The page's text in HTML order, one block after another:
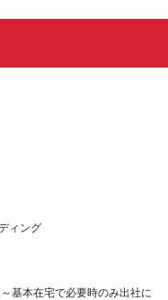
ィング
基本在宅で必要時のみ出社に